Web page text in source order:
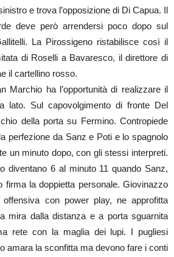
e trova l’opposizione di Di Capua. Il
deve però arrendersi poco dopo sul
La Pirossigeno ristabilisce così il
di Roselli a Bavaresco, il direttore di
il cartellino rosso.
Marchio ha l’opportunità di realizzare il
lato. Sul capovolgimento di fronte Del
della porta su Fermino. Contropiede
perfezione da Sanz e Poti e lo spagnolo
un minuto dopo, con gli stessi interpreti.
diventano 6 al minuto 11 quando Sanz,
firma la doppietta personale. Giovinazzo
offensiva con power play, ne approfitta
mira dalla distanza e a porta sguarnita
rete con la maglia dei lupi. I pugliesi
amara la sconfitta ma devono fare i conti